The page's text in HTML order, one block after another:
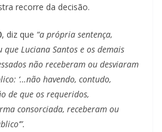
recorre da decisão.
, diz que “a própria sentença,
Luciana Santos e os demais
não receberam ou desviaram
‘…não havendo, contudo,
de que os requeridos,
consorciada, receberam ou